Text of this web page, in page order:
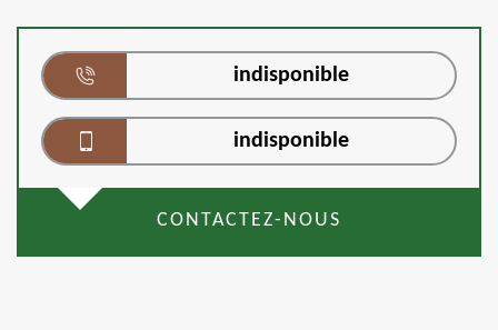
indisponible
indisponible
CONTACTEZ-NOUS